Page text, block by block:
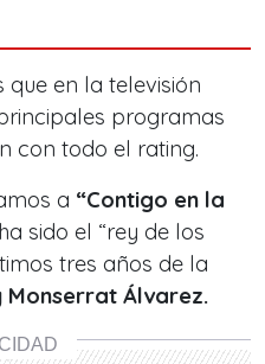
en la televisión
programas
con todo el rating.
a “Contigo en la
sido el “rey de los
tres años de la
Monserrat Álvarez.